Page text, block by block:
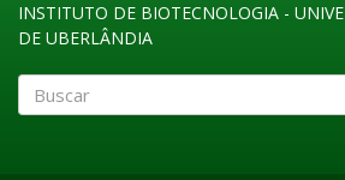
INSTITUTO DE BIOTECNOLOGIA -
DE UBERLÂNDIA